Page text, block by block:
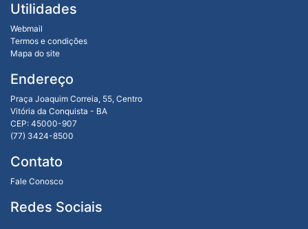
Utilidades
Webmail
Termos e condições
Mapa do site
Endereço
Praça Joaquim Correia, 55, Centro
Vitória da Conquista - BA
CEP: 45000-907
(77) 3424-8500
Contato
Fale Conosco
Redes Sociais